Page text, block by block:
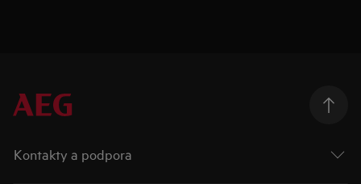
Kontakty a podpora